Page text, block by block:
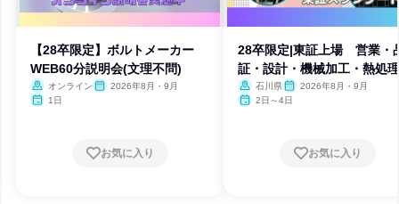
【28卒限定】ボルトメーカー
WEB60分説明会(文理不問)
オンライン
2026年8月・9月
1日
お気に入り
28卒限定|東証上場 営業・
証・設計・機械加工・熱処
日 石川県
2026年8月・9月
2日～4日
お気に入り